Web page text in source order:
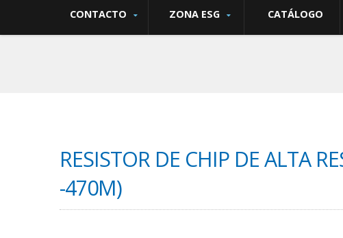
CONTACTO ZONA ESG CATÁLOGO
RESISTOR DE CHIP DE ALTA
-470M)